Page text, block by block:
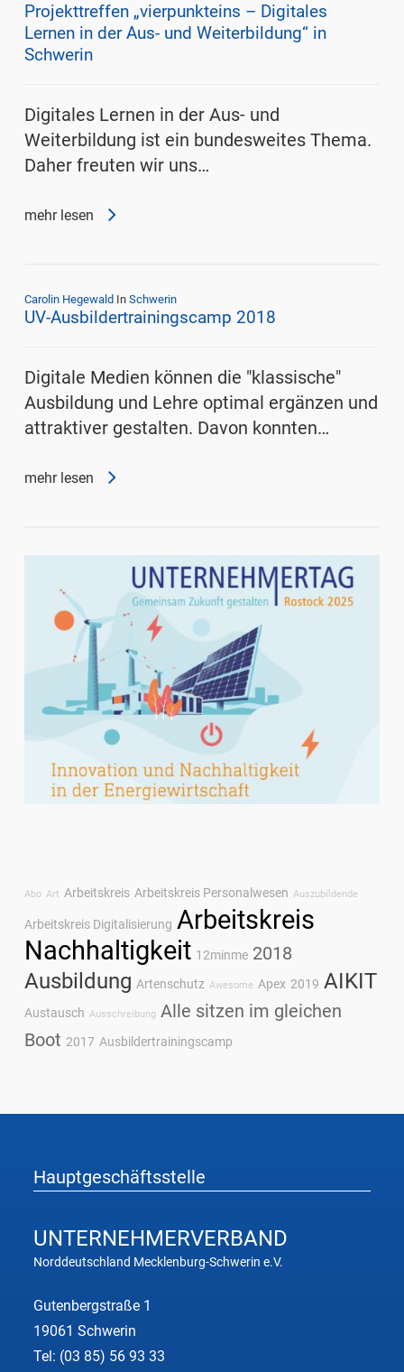
Projekttreffen „vierpunkteins – Digitales
Lernen in der Aus- und Weiterbildung“ in
Schwerin
Digitales Lernen in der Aus- und
Weiterbildung ist ein bundesweites Thema.
Daher freuten wir uns…
mehr lesen
Carolin Hegewald In Schwerin
UV-Ausbildertrainingscamp 2018
Digitale Medien können die "klassische"
Ausbildung und Lehre optimal ergänzen und
attraktiver gestalten. Davon konnten…
mehr lesen
Abo Art Arbeitskreis Arbeitskreis Personalwesen Auszubildende
Arbeitskreis Digitalisierung Arbeitskreis
Nachhaltigkeit 12minme 2018
Ausbildung Artenschutz Awesome Apex 2019 AIKIT
Austausch Ausschreibung Alle sitzen im gleichen
Boot 2017 Ausbildertrainingscamp
Hauptgeschäftsstelle
UNTERNEHMERVERBAND
Norddeutschland Mecklenburg-Schwerin e.V.
Gutenbergstraße 1
19061 Schwerin
Tel: (03 85) 56 93 33